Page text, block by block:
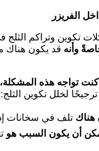
الفريزر
تكوين وتراكم
وأنه قد يكون هناك
كنت تواجه هذه
ترجيحًا لخلل تكوين الثلج:
هناك تلف في سخانات
أن يكون السبب هو